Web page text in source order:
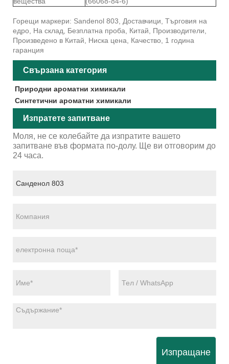
Горещи маркери: Sandenol 803, Доставчици, Търговия на
едро, На склад, Безплатна проба, Китай, Производители,
Произведено в Китай, Ниска цена, Качество, 1 година
гаранция
Свързана категория
Природни ароматни химикали
Синтетични ароматни химикали
Изпратете запитване
Моля, не се колебайте да изпратите вашето
запитване във формата по-долу. Ще ви отговорим до
24 часа.
Изпращане